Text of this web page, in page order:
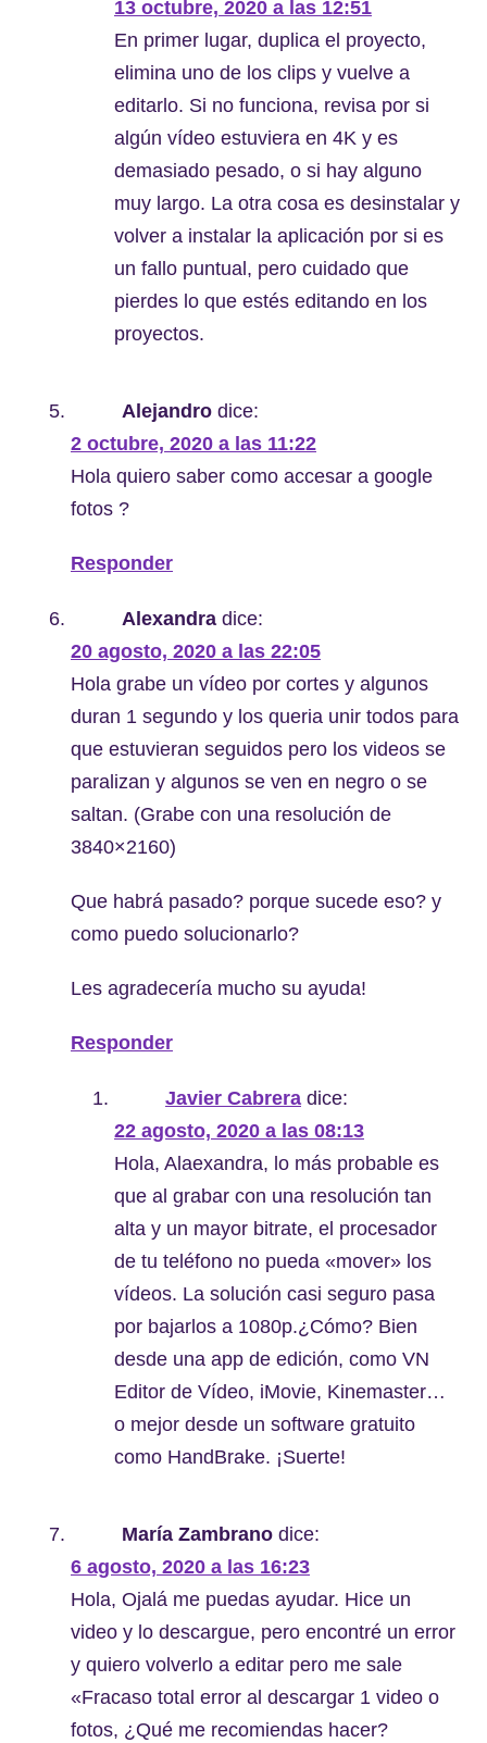
13 octubre, 2020 a las 12:51
En primer lugar, duplica el proyecto,
elimina uno de los clips y vuelve a
editarlo. Si no funciona, revisa por si
algún vídeo estuviera en 4K y es
demasiado pesado, o si hay alguno
muy largo. La otra cosa es desinstalar y
volver a instalar la aplicación por si es
un fallo puntual, pero cuidado que
pierdes lo que estés editando en los
proyectos.
Alejandro dice:
2 octubre, 2020 a las 11:22
Hola quiero saber como accesar a google
fotos ?
Responder
Alexandra dice:
20 agosto, 2020 a las 22:05
Hola grabe un vídeo por cortes y algunos
duran 1 segundo y los queria unir todos para
que estuvieran seguidos pero los videos se
paralizan y algunos se ven en negro o se
saltan. (Grabe con una resolución de
3840×2160)
Que habrá pasado? porque sucede eso? y
como puedo solucionarlo?
Les agradecería mucho su ayuda!
Responder
Javier Cabrera dice:
22 agosto, 2020 a las 08:13
Hola, Alaexandra, lo más probable es
que al grabar con una resolución tan
alta y un mayor bitrate, el procesador
de tu teléfono no pueda «mover» los
vídeos. La solución casi seguro pasa
por bajarlos a 1080p.¿Cómo? Bien
desde una app de edición, como VN
Editor de Vídeo, iMovie, Kinemaster…
o mejor desde un software gratuito
como HandBrake. ¡Suerte!
María Zambrano dice:
6 agosto, 2020 a las 16:23
Hola, Ojalá me puedas ayudar. Hice un
video y lo descargue, pero encontré un error
y quiero volverlo a editar pero me sale
«Fracaso total error al descargar 1 video o
fotos, ¿Qué me recomiendas hacer?